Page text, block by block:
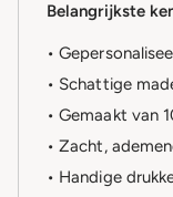
Belangrijkste
•
• Schattige
• Gemaakt van
• Zacht,
• Handige